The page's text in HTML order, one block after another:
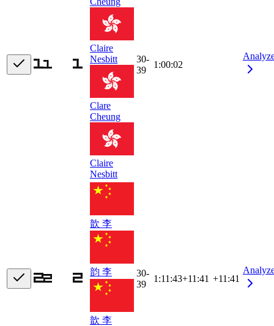
Claire
Nesbitt
Clare
Cheung
Claire
Nesbitt
30-
39
1:00:02
歆 李
韵 李
歆 李
30-
39
1:11:43+11:41 +11:41